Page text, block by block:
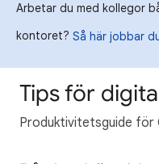
Arbetar du med kollegor
kontoret? Så här jobbar
Tips för
Produktivitetsguide för